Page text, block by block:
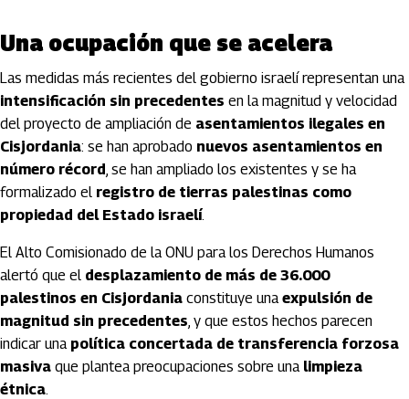
Una ocupación que se acelera
Las medidas más recientes del gobierno israelí representan una
intensificación sin precedentes en la magnitud y velocidad
del proyecto de ampliación de asentamientos ilegales en
Cisjordania: se han aprobado nuevos asentamientos en
número récord, se han ampliado los existentes y se ha
formalizado el registro de tierras palestinas como
propiedad del Estado israelí.
El Alto Comisionado de la ONU para los Derechos Humanos
alertó que el desplazamiento de más de 36.000
palestinos en Cisjordania constituye unaexpulsión de
magnitud sin precedentes, y que estos hechos parecen
indicar una política concertada de transferencia forzosa
masiva que plantea preocupaciones sobre una limpieza
étnica.